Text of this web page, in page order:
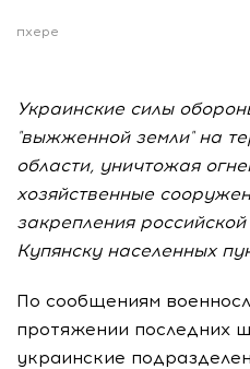
пхере
Украинские силы
"выжженной земли" на
области, уничтожая
хозяйственные
закрепления
Купянску населенных
По сообщениям
протяжении последних
украинские